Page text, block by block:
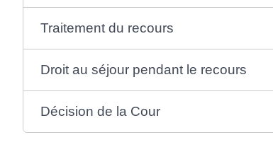
Traitement du recours
Droit au séjour pendant le recours
Décision de la Cour